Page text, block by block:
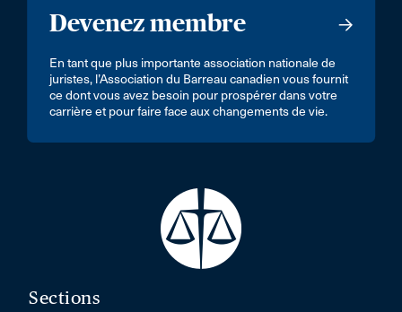
Devenez membre
En tant que plus importante association nationale de
juristes, l’Association du Barreau canadien vous fournit
ce dont vous avez besoin pour prospérer dans votre
carrière et pour faire face aux changements de vie.
Sections